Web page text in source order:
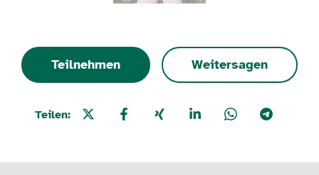
Teilnehmen Weitersagen
Teilen: